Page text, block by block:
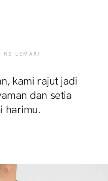
KE LEMARI
kami rajut jadi
dan setia
harimu.